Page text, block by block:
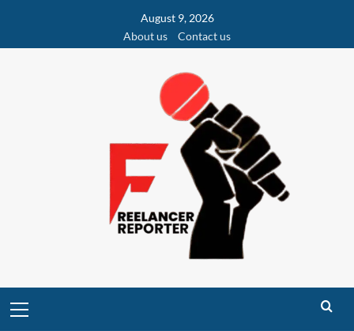
content
August 9, 2026
About us
Contact us
Menu